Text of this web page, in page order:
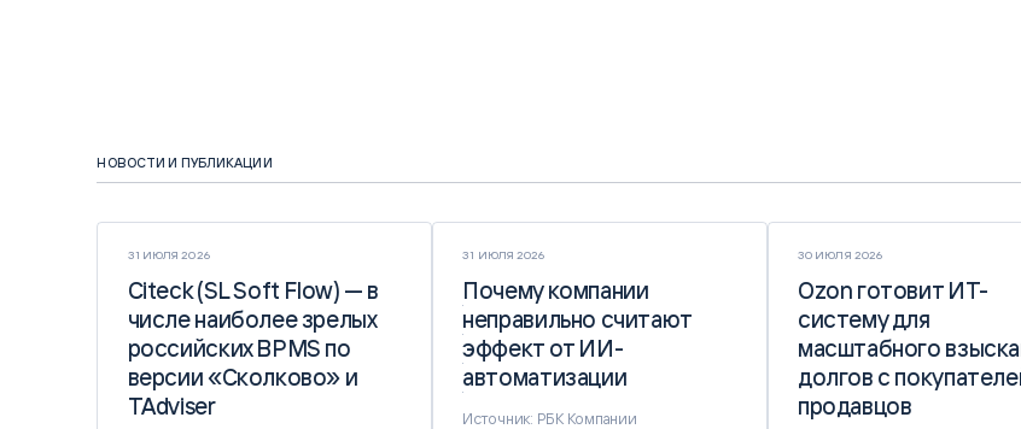
НОВОСТИ И ПУБЛИКАЦИИ
31 ИЮЛЯ 2026
Citeck (SL Soft Flow) — в
числе наиболее зрелых
российских BPMS по
версии «Сколково» и
TAdviser
Citeck (SL Soft Flow) — в
числе наиболее зрелых
российских BPMS по
версии «Сколково» и
TAdviser
31 ИЮЛЯ 2026
Почему компании
неправильно считают
эффект от ИИ-
автоматизации
Почему компании
неправильно считают
эффект от ИИ-
автоматизации
Источник: РБК Компании
30 ИЮЛЯ 2026
Ozon готовит ИТ-
систему для
масштабного
долгов с
продавцов
Ozon готовит ИТ-
систему для
масштабного
долгов с
продавцов